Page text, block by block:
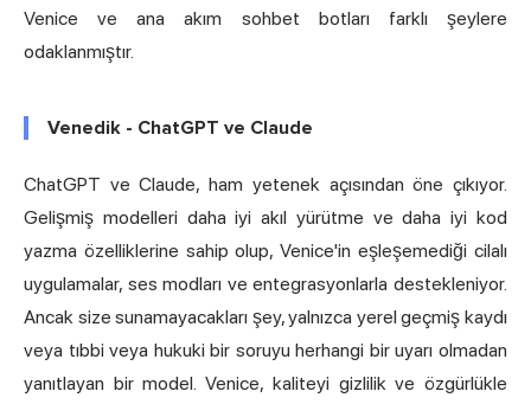
Venice ve ana akım sohbet botları farklı şeylere
odaklanmıştır.
Venedik - ChatGPT ve Claude
ChatGPT veClaude, ham yetenek açısından öne çıkıyor.
Gelişmiş modelleri daha iyi akıl yürütme ve daha iyi kod
yazma özelliklerine sahip olup, Venice'in eşleşemediği cilalı
uygulamalar, ses modları ve entegrasyonlarla destekleniyor.
Ancak size sunamayacakları şey, yalnızca yerel geçmiş kaydı
veya tıbbi veya hukuki bir soruyu herhangi bir uyarı olmadan
yanıtlayan bir model. Venice, kaliteyi gizlilik ve özgürlükle